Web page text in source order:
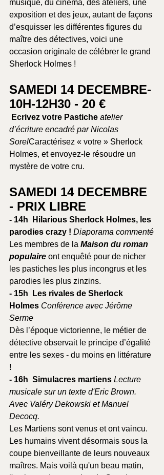
musique, du cinéma, des ateliers, une
exposition et des jeux, autant de façons
d’esquisser les différentes figures du
maître des détectives, voici une
occasion originale de célébrer le grand
Sherlock Holmes !
SAMEDI 14 DECEMBRE-
10H-12H30 - 20 €
Ecrivez votre Pastiche atelier
d’écriture encadré par Nicolas
SorelCaractérisez « votre » Sherlock
Holmes, et envoyez-le résoudre un
mystère de votre cru.
SAMEDI 14 DECEMBRE
- PRIX LIBRE
- 14h  Hilarious Sherlock Holmes, les
parodies crazy ! Diaporama commenté
Les membres de la Maison du roman
populaire ont enquêté pour de nicher
les pastiches les plus incongrus et les
parodies les plus zinzins.
- 15h  Les rivales de Sherlock
Holmes Conférence avec Jérôme
Serme
Dès l’époque victorienne, le métier de
détective observait le principe d’égalité
entre les sexes - du moins en littérature
!
- 16h  Simulacres martiens Lecture
musicale sur un texte d'Eric Brown.
Avec Valéry Dekowski et Manuel
Decocq.
Les Martiens sont venus et ont vaincu.
Les humains vivent désormais sous la
coupe bienveillante de leurs nouveaux
maîtres. Mais voilà qu'un beau matin,